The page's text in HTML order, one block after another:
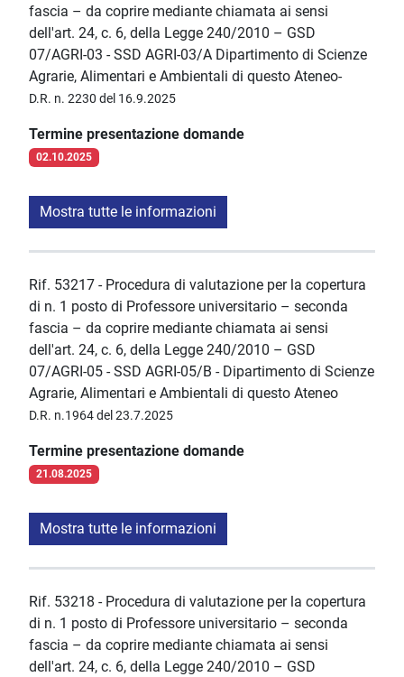
fascia – da coprire mediante chiamata ai sensi
dell'art. 24, c. 6, della Legge 240/2010 – GSD
07/AGRI-03 - SSD AGRI-03/A Dipartimento di Scienze
Agrarie, Alimentari e Ambientali di questo Ateneo-
D.R. n. 2230 del 16.9.2025
Termine presentazione domande
02.10.2025
Mostra tutte le informazioni
Rif. 53217 - Procedura di valutazione per la copertura
di n. 1 posto di Professore universitario – seconda
fascia – da coprire mediante chiamata ai sensi
dell'art. 24, c. 6, della Legge 240/2010 – GSD
07/AGRI-05 - SSD AGRI-05/B - Dipartimento di Scienze
Agrarie, Alimentari e Ambientali di questo Ateneo
D.R. n.1964 del 23.7.2025
Termine presentazione domande
21.08.2025
Mostra tutte le informazioni
Rif. 53218 - Procedura di valutazione per la copertura
di n. 1 posto di Professore universitario – seconda
fascia – da coprire mediante chiamata ai sensi
dell'art. 24, c. 6, della Legge 240/2010 – GSD